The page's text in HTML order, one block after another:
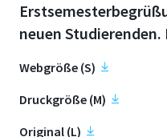
neuen
Webgröße (S)
Druckgröße (M)
Original (L)